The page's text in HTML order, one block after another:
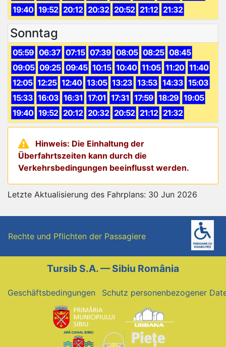
19:40 19:52 20:12 20:32 20:52 21:12 21:32
Sonntag
05:59 06:37 07:15 07:39 08:05 08:25 08:45
09:05 09:25 09:45 10:15 10:40 11:05 11:20 11:40
12:05 12:25 12:40 13:05 13:23 13:53 14:33 15:03
15:33 16:03 16:31 17:01 17:31 17:59 18:29 19:05
19:40 19:52 20:12 20:32 20:52 21:12 21:32
Hinweis: Die Einhaltung der
Überfahrtszeiten kann durch die
Verkehrsbedingungen beeinflusst werden.
Letzte Aktualisierung des Fahrplans: 30 Jun 2026
Rechte und Pflichten der Passagiere
Tursib S.A. — Sibiu România
Geschäftsbedingungen Schutz personenbezogener